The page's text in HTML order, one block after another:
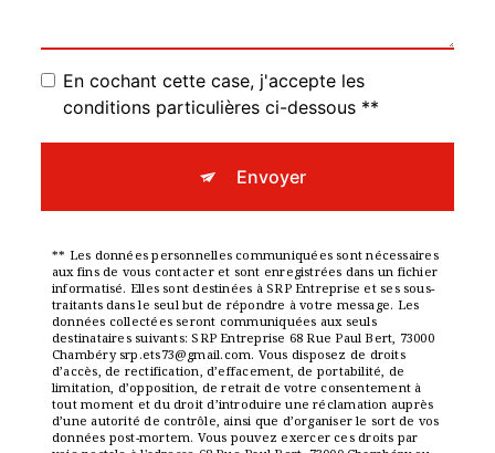
En cochant cette case, j'accepte les
conditions particulières ci-dessous **
Envoyer
** Les données personnelles communiquées sont nécessaires
aux fins de vous contacter et sont enregistrées dans un fichier
informatisé. Elles sont destinées à SRP Entreprise et ses sous-
traitants dans le seul but de répondre à votre message. Les
données collectées seront communiquées aux seuls
destinataires suivants: SRP Entreprise 68 Rue Paul Bert, 73000
Chambéry srp.ets73@gmail.com. Vous disposez de droits
d’accès, de rectification, d’effacement, de portabilité, de
limitation, d’opposition, de retrait de votre consentement à
tout moment et du droit d’introduire une réclamation auprès
d’une autorité de contrôle, ainsi que d’organiser le sort de vos
données post-mortem. Vous pouvez exercer ces droits par